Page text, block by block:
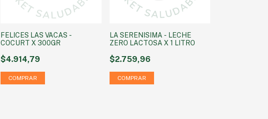
FELICES LAS VACAS -
COCURT X 300GR
$4.914,79
LA SERENISIMA - LECHE
ZERO LACTOSA X 1 LITRO
$2.759,96